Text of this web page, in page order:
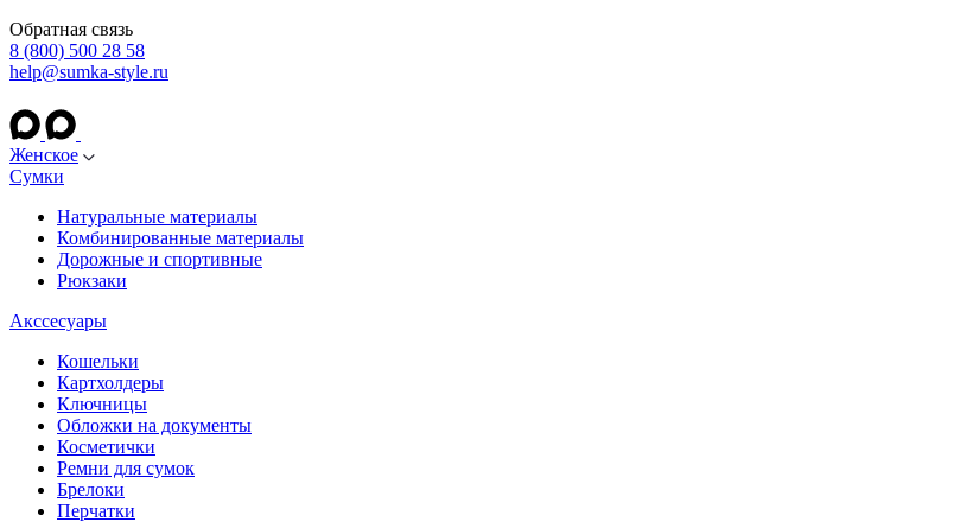
Обратная связь
8 (800) 500 28 58
help@sumka-style.ru
Женское
Сумки
Натуральные материалы
Комбинированные материалы
Дорожные и спортивные
Рюкзаки
Акссесуары
Кошельки
Картхолдеры
Ключницы
Обложки на документы
Косметички
Ремни для сумок
Брелоки
Перчатки